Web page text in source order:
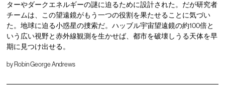
ターやダークエネルギーの謎に迫るために設計された。だが研究者
チームは、この望遠鏡がもう一つの役割を果たせることに気づい
た。地球に迫る小惑星の捜索だ。ハッブル宇宙望遠鏡の約100倍と
いう広い視野と赤外線観測を生かせば、都市を破壊しうる天体を早
期に見つけ出せる。
byRobin George Andrews